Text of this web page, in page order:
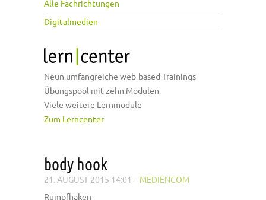
Alle Fachrichtungen
Digitalmedien
Neun umfangreiche web-based Trainings
Übungspool mit zehn Modulen
Viele weitere Lernmodule
Zum Lerncenter
body hook
21. AUGUST 2015 14:01 – MEDIENCOM
Rumpfhaken